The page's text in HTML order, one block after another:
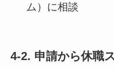
ム）に相談
4-2. 申請から休職